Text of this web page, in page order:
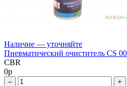
Наличие — уточняйте
Пневматический очиститель CS
CBR
0р
– +